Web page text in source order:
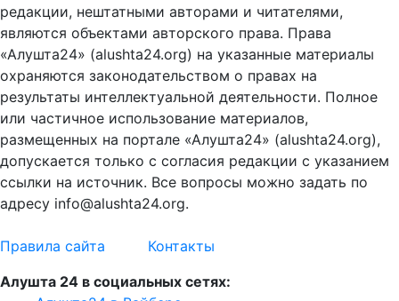
редакции, нештатными авторами и читателями,
являются объектами авторского права. Права
«Алушта24» (alushta24.org) на указанные материалы
охраняются законодательством о правах на
результаты интеллектуальной деятельности. Полное
или частичное использование материалов,
размещенных на портале «Алушта24» (alushta24.org),
допускается только с согласия редакции с указанием
ссылки на источник. Все вопросы можно задать по
адресу info@alushta24.org.
Правила сайта
Контакты
Алушта 24 в социальных сетях: